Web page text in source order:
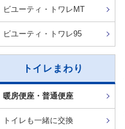
ビユーティ・トワレMT
ビユーティ・トワレ95
トイレまわり
暖房便座・普通便座
トイレも一緒に交換